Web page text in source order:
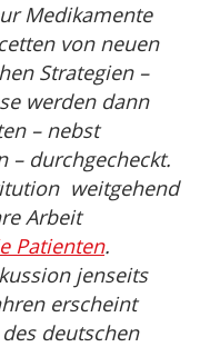
Medikamente
von neuen
Strategien –
werden dann
– nebst
– durchgecheckt.
weitgehend
Arbeit
Patienten.
jenseits
erscheint
deutschen